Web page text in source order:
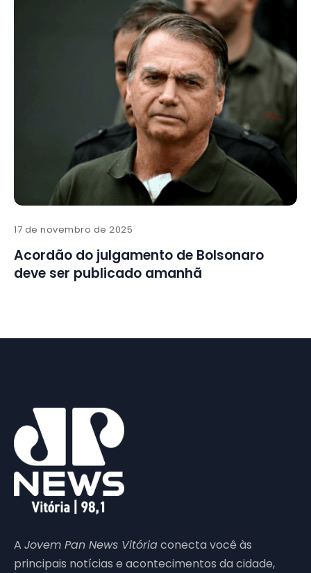
17 de novembro de 2025
Acordão do julgamento de Bolsonaro
deve ser publicado amanhã
A Jovem Pan News Vitóriaconecta você às
principais notícias e acontecimentos da cidade,